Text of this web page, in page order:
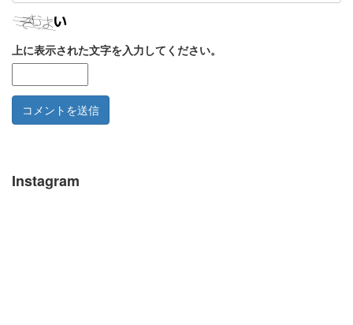
上に表示された文字を入力してください。
Instagram